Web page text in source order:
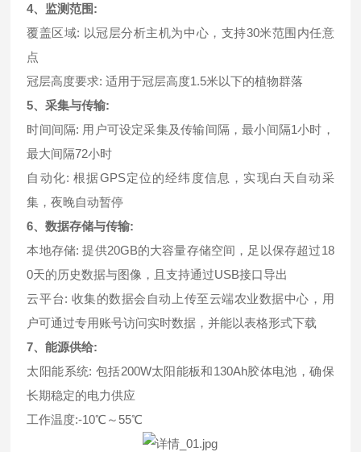
4、监测范围:
覆盖区域: 以冠层分析主机为中心，支持30米范围内任意
点
冠层高度要求: 适用于冠层高度1.5米以下的植物群落
5、采集与传输:
时间间隔: 用户可设定采集及传输间隔，最小间隔1小时，
最大间隔72小时
自动化: 根据GPS定位的经纬度信息，实现白天自动采
集，夜晚自动暂停
6、数据存储与传输:
本地存储: 提供20GB的大容量存储空间，足以保存超过18
0天的历史数据与图像，且支持通过USB接口导出
云平台: 收集的数据会自动上传至云端农业数据中心，用
户可通过专用账号访问实时数据，并能以表格形式下载
7、能源供给:
太阳能系统: 包括200W太阳能板和130Ah胶体电池，确保
长期稳定的电力供应
工作温度:-10℃～55℃